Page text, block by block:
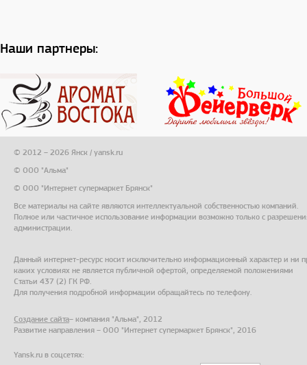
Наши партнеры:
© 2012 – 2026 Янск / yansk.ru
© ООО "Альма"
© ООО "Интернет супермаркет Брянск"
Все материалы на сайте являются интеллектуальной собственностью компаний.
Полное или частичное использование информации возможно только с
администрации.
Данный интернет-ресурс носит исключительно информационный характер и ни
каких условиях не является публичной офертой, определяемой положениями
Статьи 437 (2) ГК РФ.
Для получения подробной информации обращайтесь по телефону.
Создание сайта– компания "Альма", 2012
Развитие направления – ООО "Интернет супермаркет Брянск", 2016
Yansk.ru в соцсетях: